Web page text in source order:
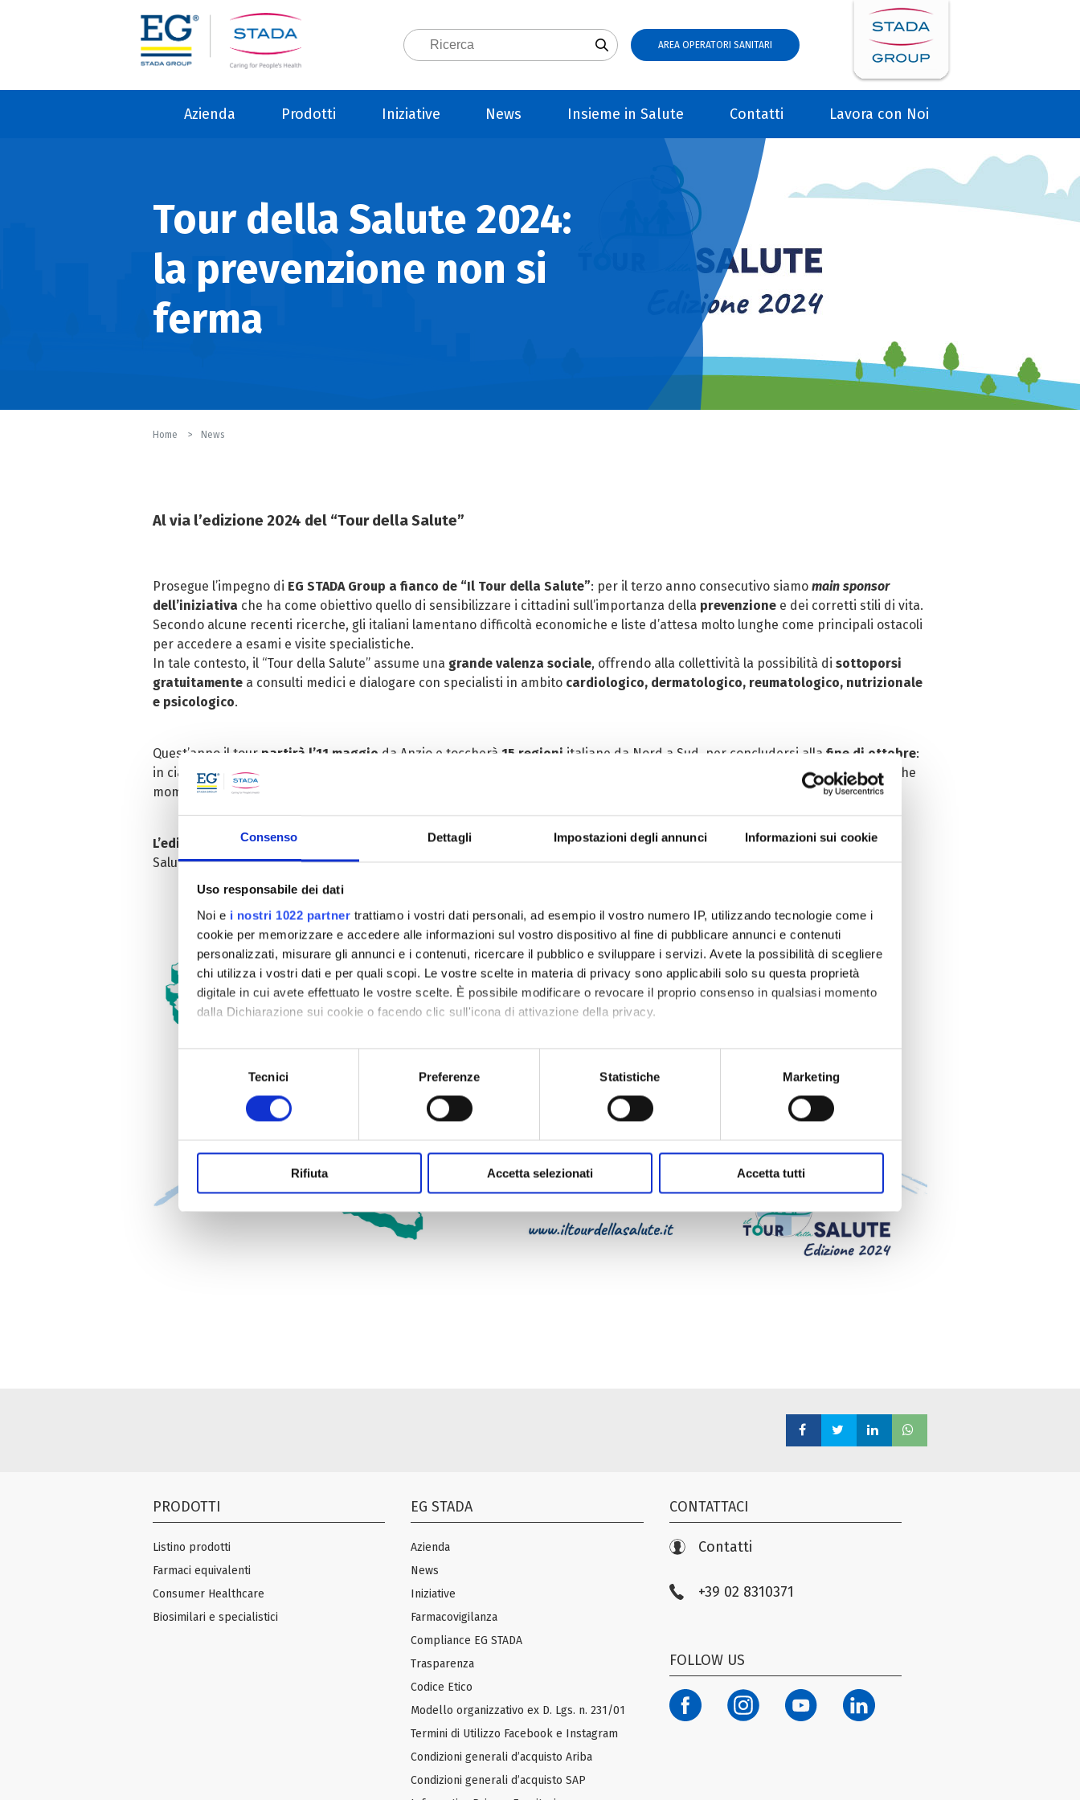
Consenso Dettagli Impostazioni degli annunci Informazioni sui cookie
Uso responsabile dei dati
Noi e i nostri 1022 partner trattiamo i vostri dati personali, ad esempio il vostro numero IP, utilizzando tecnologie come i
cookie per memorizzare e accedere alle informazioni sul vostro dispositivo al fine di pubblicare annunci e contenuti
personalizzati, misurare gli annunci e i contenuti, ricercare il pubblico e sviluppare i servizi. Avete la possibilità di scegliere
chi utilizza i vostri dati e per quali scopi. Le vostre scelte in materia di privacy sono applicabili solo su questa proprietà
digitale in cui avete effettuato le vostre scelte. È possibile modificare o revocare il proprio consenso in qualsiasi momento
dalla Dichiarazione sui cookie o facendo clic sull'icona di attivazione della privacy.
Con il tuo consenso, vorremmo anche:
raccogliere informazioni sulla tua posizione geografica, con un'approssimazione di qualche metro,
digitali).
modificare o ritirare il tuo consenso in qualsiasi momento dalla Dichiarazione sui cookie.
Utilizziamo cookie tecnici sempre attivi e necessari al funzionamento del sito web, nonché cookie analitici non anonimi e
di profilazione, anche di terza parte, per effettuare analisi statistiche e per consentirci di inviare pubblicità, anche
personalizzata. Per accettare i cookie analitici e di profilazione, clicca su «Accetta tutti». Per gestire o disabilitare i cookie
clicca su «Personalizza». Per chiudere il banner e rifiutarli clicca sul tasto «RIFIUTA»; in questo caso, la navigazione
Tecnici Preferenze Statistiche Marketing
Rifiuta Accetta selezionati Accetta tutti
AREA OPERATORI SANITARI
Azienda Prodotti Iniziative News Insieme in Salute Contatti Lavora con Noi
Tour della Salute 2024:
la prevenzione non si
ferma
Home News
Al via l’edizione 2024 del “Tour della Salute”
Prosegue l’impegno di EG STADA Group a fianco de “Il Tour della Salute”: per il terzo anno consecutivo siamo main sponsor
dell’iniziativa che ha come obiettivo quello di sensibilizzare i cittadini sull’importanza della prevenzione e dei corretti stili di vita.
Secondo alcune recenti ricerche, gli italiani lamentano difficoltà economiche e liste d’attesa molto lunghe come principali ostacoli
per accedere a esami e visite specialistiche.
In tale contesto, il “Tour della Salute” assume una grande valenza sociale, offrendo alla collettività la possibilità di sottoporsi
gratuitamente a consulti medici e dialogare con specialisti in ambito cardiologico, dermatologico, reumatologico, nutrizionale
e psicologico.
Quest’anno il tour partirà l’11 maggio da Anzio e toccherà 15 regioni italiane da Nord a Sud, per concludersi alla fine di ottobre:
in ciascuna tappa i cittadini saranno accolti da un
e non mancheranno anche
momenti di convivialità e aggregazione con attività sportive e ludiche.
L’edizione 2024 sarà presentata giovedì 9 maggio, in occasione di unaconferenza stampaa Roma, presso il Ministero della
Salute.
PRODOTTI
Listino prodotti
Farmaci equivalenti
Consumer Healthcare
Biosimilari e specialistici
EG STADA
Azienda
News
Iniziative
Farmacovigilanza
Compliance EG STADA
Trasparenza
Codice Etico
Modello organizzativo ex D. Lgs. n. 231/01
Termini di Utilizzo Facebook e Instagram
Condizioni generali d’acquisto Ariba
Condizioni generali d’acquisto SAP
CONTATTACI
Contatti
+39 02 8310371
FOLLOW US